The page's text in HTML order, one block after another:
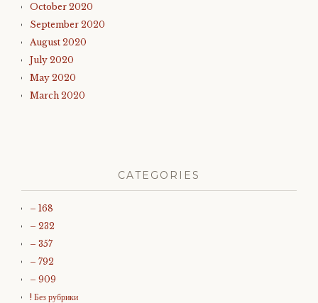
October 2020
September 2020
August 2020
July 2020
May 2020
March 2020
CATEGORIES
– 168
– 232
– 357
– 792
– 909
! Без рубрики